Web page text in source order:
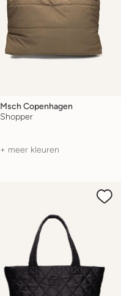
Msch Copenhagen
Shopper
+ meer kleuren